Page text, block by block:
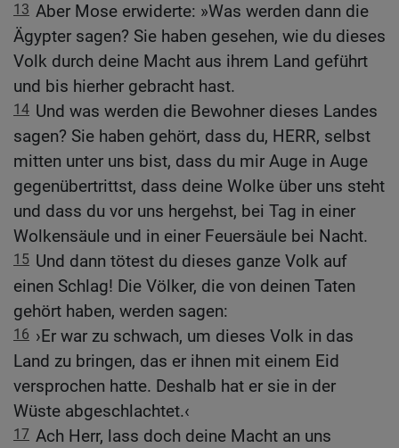
13 Aber Mose erwiderte: »Was werden dann die
Ägypter sagen? Sie haben gesehen, wie du dieses
Volk durch deine Macht aus ihrem Land geführt
und bis hierher gebracht hast.
14 Und was werden die Bewohner dieses Landes
sagen? Sie haben gehört, dass du, HERR, selbst
mitten unter uns bist, dass du mir Auge in Auge
gegenübertrittst, dass deine Wolke über uns steht
und dass du vor uns hergehst, bei Tag in einer
Wolkensäule und in einer Feuersäule bei Nacht.
15 Und dann tötest du dieses ganze Volk auf
einen Schlag! Die Völker, die von deinen Taten
gehört haben, werden sagen:
16 ›Er war zu schwach, um dieses Volk in das
Land zu bringen, das er ihnen mit einem Eid
versprochen hatte. Deshalb hat er sie in der
Wüste abgeschlachtet.‹
17 Ach Herr, lass doch deine Macht an uns